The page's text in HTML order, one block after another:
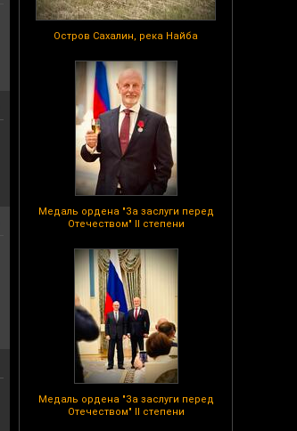
Остров Сахалин, река Найба
Медаль ордена "За заслуги перед
Отечеством" II степени
Медаль ордена "За заслуги перед
Отечеством" II степени